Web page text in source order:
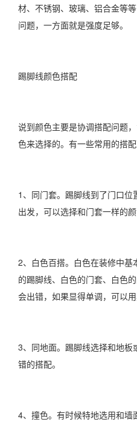
材、不锈钢、玻璃、铝合金等
问题，一方面就是强度足够。
踢脚线颜色搭配
说到颜色主要是协调搭配问题
色来选择的。有一些常用的搭配
1、同门套。踢脚线到了门口
出发，可以选择和门套一样的颜
2、白色百搭。白色在装修中
的踢脚线、白色的门套、白色
会出错，如果显得单调，可以
3、同地面。踢脚线选择和地
错的搭配。
4、撞色。有时候特地选用和